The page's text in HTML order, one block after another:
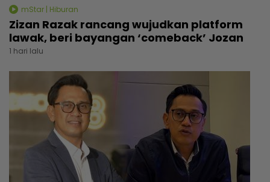
mStar | Hiburan
Zizan Razak rancang wujudkan platform
lawak, beri bayangan ‘comeback’ Jozan
1 hari lalu